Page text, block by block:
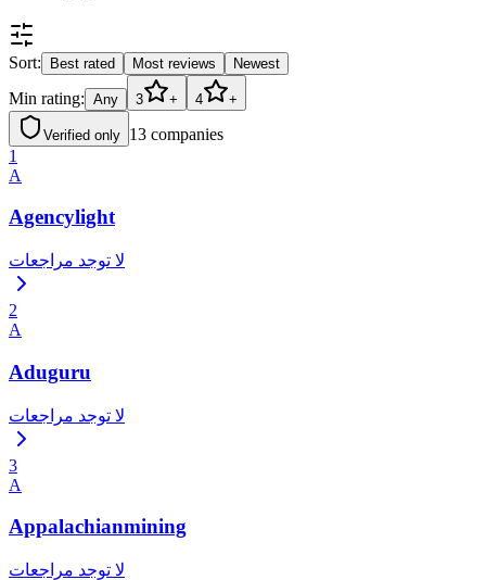
Sort: Best rated Most reviews Newest
Min rating: Any 3 + 4 +
Verified only 13 companies
1
A
Agencylight
لا توجد مراجعات
2
A
Aduguru
لا توجد مراجعات
3
A
Appalachianmining
لا توجد مراجعات